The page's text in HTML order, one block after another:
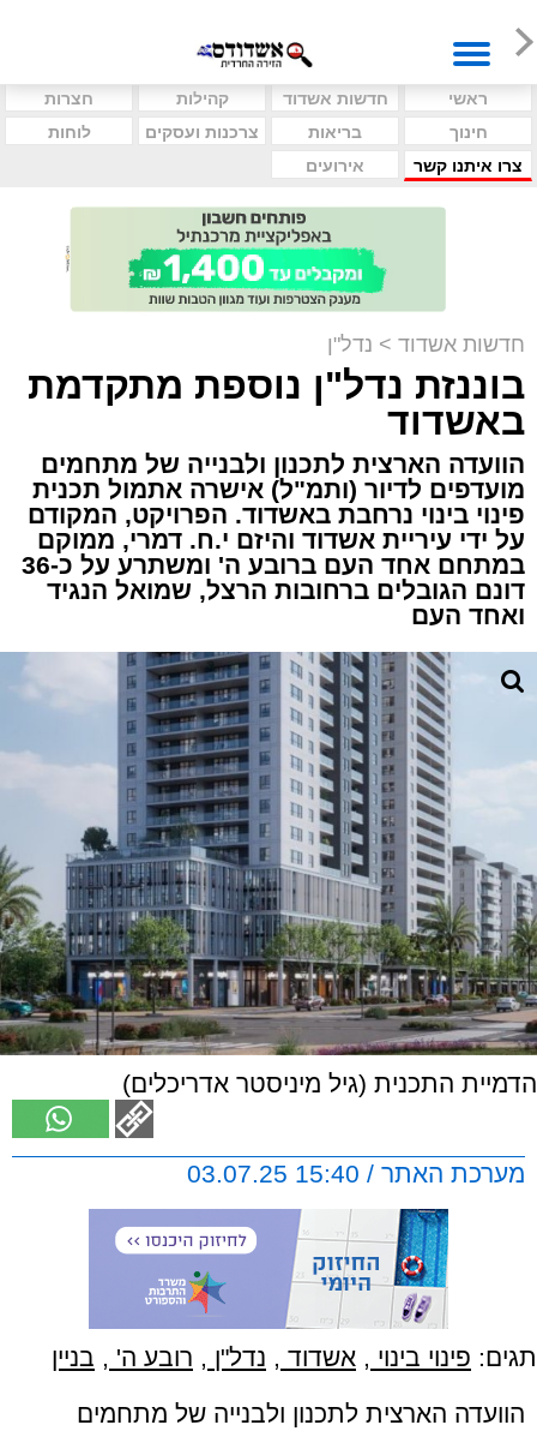
ראשי חדשות אשדוד קהילות
חצרות
חינוך
בריאות צרכנות ועסקים
לוחות
צרו איתנו קשר
אירועים
חדשות אשדוד > נדל"ן
בוננזת נדל"ן נוספת מתקדמת
באשדוד
הוועדה הארצית לתכנון ולבנייה של מתחמים
מועדפים לדיור (ותמ"ל) אישרה אתמול תכנית
פינוי בינוי נרחבת באשדוד. הפרויקט, המקודם
על ידי עיריית אשדוד והיזם י.ח. דמרי, ממוקם
במתחם אחד העם ברובע ה' ומשתרע על כ-36
דונם הגובלים ברחובות הרצל, שמואל הנגיד
ואחד העם
הדמיית התכנית (גיל מיניסטר אדריכלים)
מערכת האתר / 15:40 03.07.25
תגים: פינוי בינוי , אשדוד , נדל"ן , רובע ה' , בניין
הוועדה הארצית לתכנון ולבנייה של מתחמים